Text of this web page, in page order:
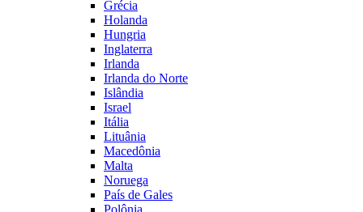
Grécia
Holanda
Hungria
Inglaterra
Irlanda
Irlanda do Norte
Islândia
Israel
Itália
Lituânia
Macedônia
Malta
Noruega
País de Gales